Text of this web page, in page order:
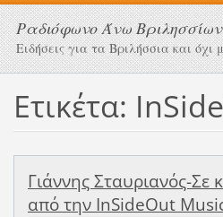
Ραδιόφωνο Άνω Βριλησσίων
Ειδήσεις για τα Βριλήσσια και όχι
Ετικέτα:
Γιάννης Σταυριανός-
από την InSideOut